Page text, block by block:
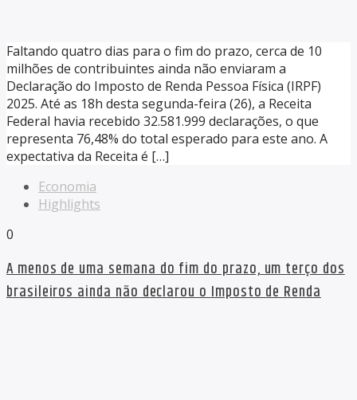
Faltando quatro dias para o fim do prazo, cerca de 10
milhões de contribuintes ainda não enviaram a
Declaração do Imposto de Renda Pessoa Física (IRPF)
2025. Até as 18h desta segunda-feira (26), a Receita
Federal havia recebido 32.581.999 declarações, o que
representa 76,48% do total esperado para este ano. A
expectativa da Receita é […]
Economia
Highlights
0
A menos de uma semana do fim do prazo, um terço dos
brasileiros ainda não declarou o Imposto de Renda